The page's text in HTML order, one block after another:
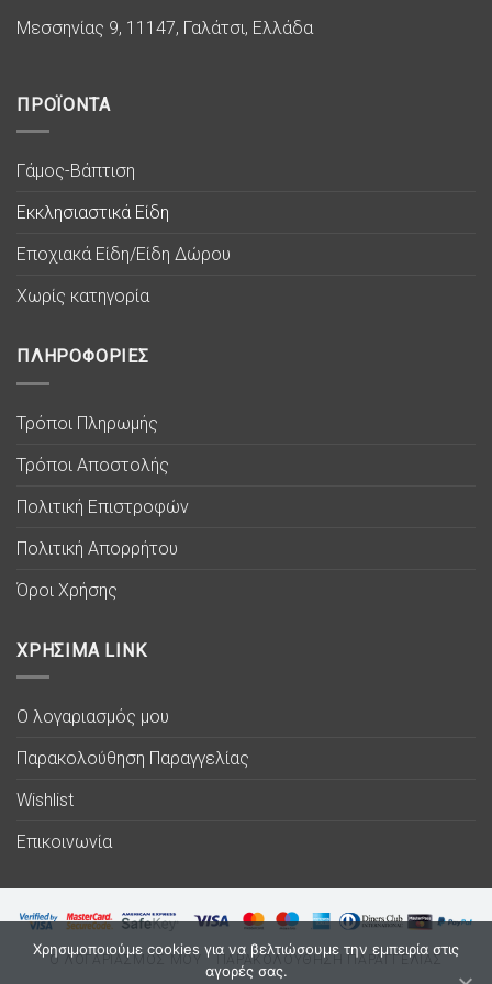
Μεσσηνίας 9, 11147, Γαλάτσι, Ελλάδα
ΠΡΟΪΟΝΤΑ
Γάμος-Βάπτιση
Εκκλησιαστικά Είδη
Εποχιακά Είδη/Είδη Δώρου
Χωρίς κατηγορία
ΠΛΗΡΟΦΟΡΙΕΣ
Τρόποι Πληρωμής
Τρόποι Αποστολής
Πολιτική Επιστροφών
Πολιτική Απορρήτου
Όροι Χρήσης
ΧΡΗΣΙΜΑ LINK
Ο λογαριασμός μου
Παρακολούθηση Παραγγελίας
Wishlist
Επικοινωνία
Ο ΛΟΓΑΡΙΑΣΜΟΣ ΜΟΥ ΠΑΡΑΚΟΛΟΥΘΗΣΗ ΠΑΡΑΓΓΕΛΙΑΣ
Χρησιμοποιούμε cookies για να βελτιώσουμε την εμπειρία στις
αγορές σας.